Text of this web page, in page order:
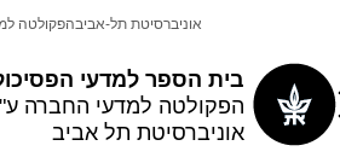
בית הספר למדעי
הפקולטה למדעי החברה
אוניברסיטת תל אביב
אוניברסיטת תל-אביבהפקולטה